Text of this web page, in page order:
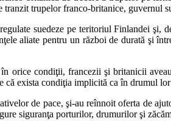
trupelor franco-britanice, guvernul
suedeze pe teritoriul Finlandei
aliate pentru un război de durată şi
orice condiţii, francezii şi britanicii
că exista condiţia implicită ca în drumul
de pace, şi-au reînnoit oferta de
siguranţa porturilor, drumurilor şi